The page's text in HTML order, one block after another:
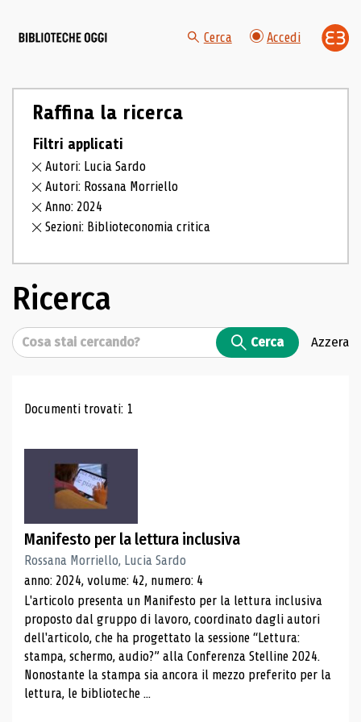
Cerca Accedi
Raffina la ricerca
Filtri applicati
Autori: Lucia Sardo
Autori: Rossana Morriello
Anno: 2024
Sezioni: Biblioteconomia critica
Ricerca
Cerca Cerca Azzera
Risultati di ricerca
Documenti trovati: 1
Manifesto per la lettura inclusiva
Rossana Morriello, Lucia Sardo
anno: 2024, volume: 42, numero: 4
L'articolo presenta un Manifesto per la lettura inclusiva
proposto dal gruppo di lavoro, coordinato dagli autori
dell'articolo, che ha progettato la sessione “Lettura:
stampa, schermo, audio?” alla Conferenza Stelline 2024.
Nonostante la stampa sia ancora il mezzo preferito per la
lettura, le biblioteche ...